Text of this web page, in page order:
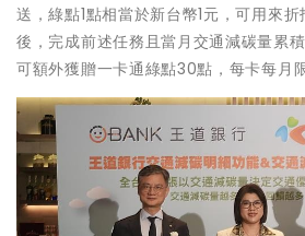
送，綠點1點相當於新台幣1元，可用來
後，完成前述任務且當月交通減碳量累
可額外獲贈一卡通綠點30點，每卡每月